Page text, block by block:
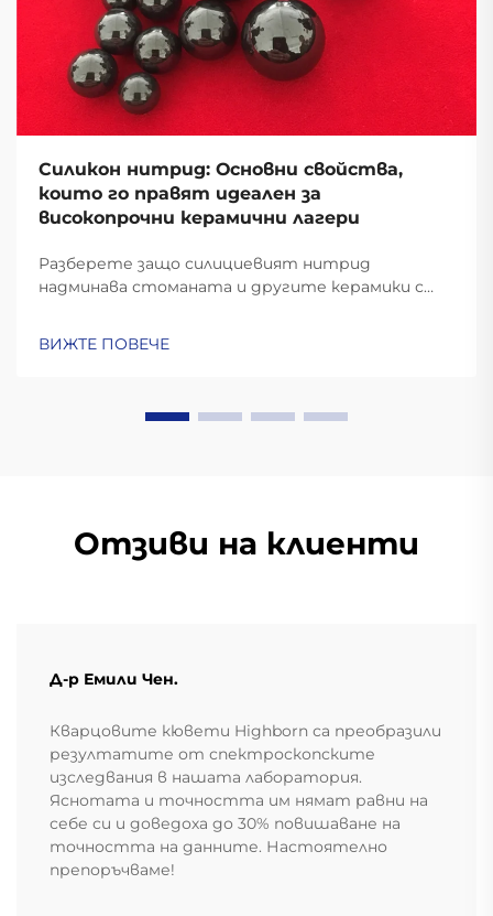
Силикон нитрид: Основни свойства,
които го правят идеален за
високопрочни керамични лагери
Разберете защо силициевият нитрид
надминава стоманата и другите керамики с
Идеални за аерокосмическа промишленост, ЕП и
ВИЖТЕ ПОВЕЧЕ
Отзиви на клиенти
Д-р Емили Чен.
Кварцовите кювети Highborn са преобразили
резултатите от спектроскопските
изследвания в нашата лаборатория.
Яснотата и точността им нямат равни на
себе си и доведоха до 30% повишаване на
точността на данните. Настоятелно
препоръчваме!